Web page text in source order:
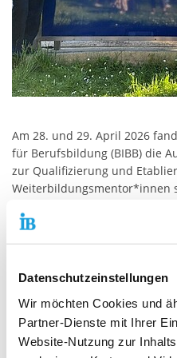
Datenschutzeinstellungen
Wir möchten Cookies und
Partner-Dienste mit Ihrer
Website-Nutzung zur
Am 28. und 29. April 2026
für Berufsbildung (BIBB) die
zur Qualifizierung und
Weiterbildungsmentor*innen
Gefördert werden die
Bildung, Familie, Senioren,
Der IB war dort mit dem
der stationären
ist ein Verbundprojekt des IB
Arbeit, Technik und Kultur,
Weiterbildung langfristig im